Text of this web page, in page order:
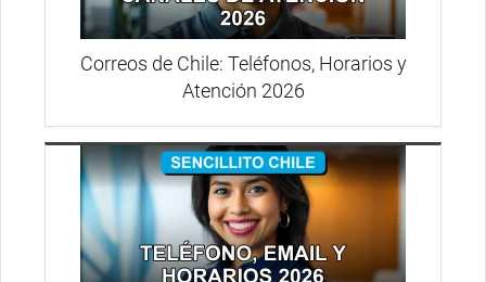
Correos de Chile: Teléfonos, Horarios y
Atención 2026